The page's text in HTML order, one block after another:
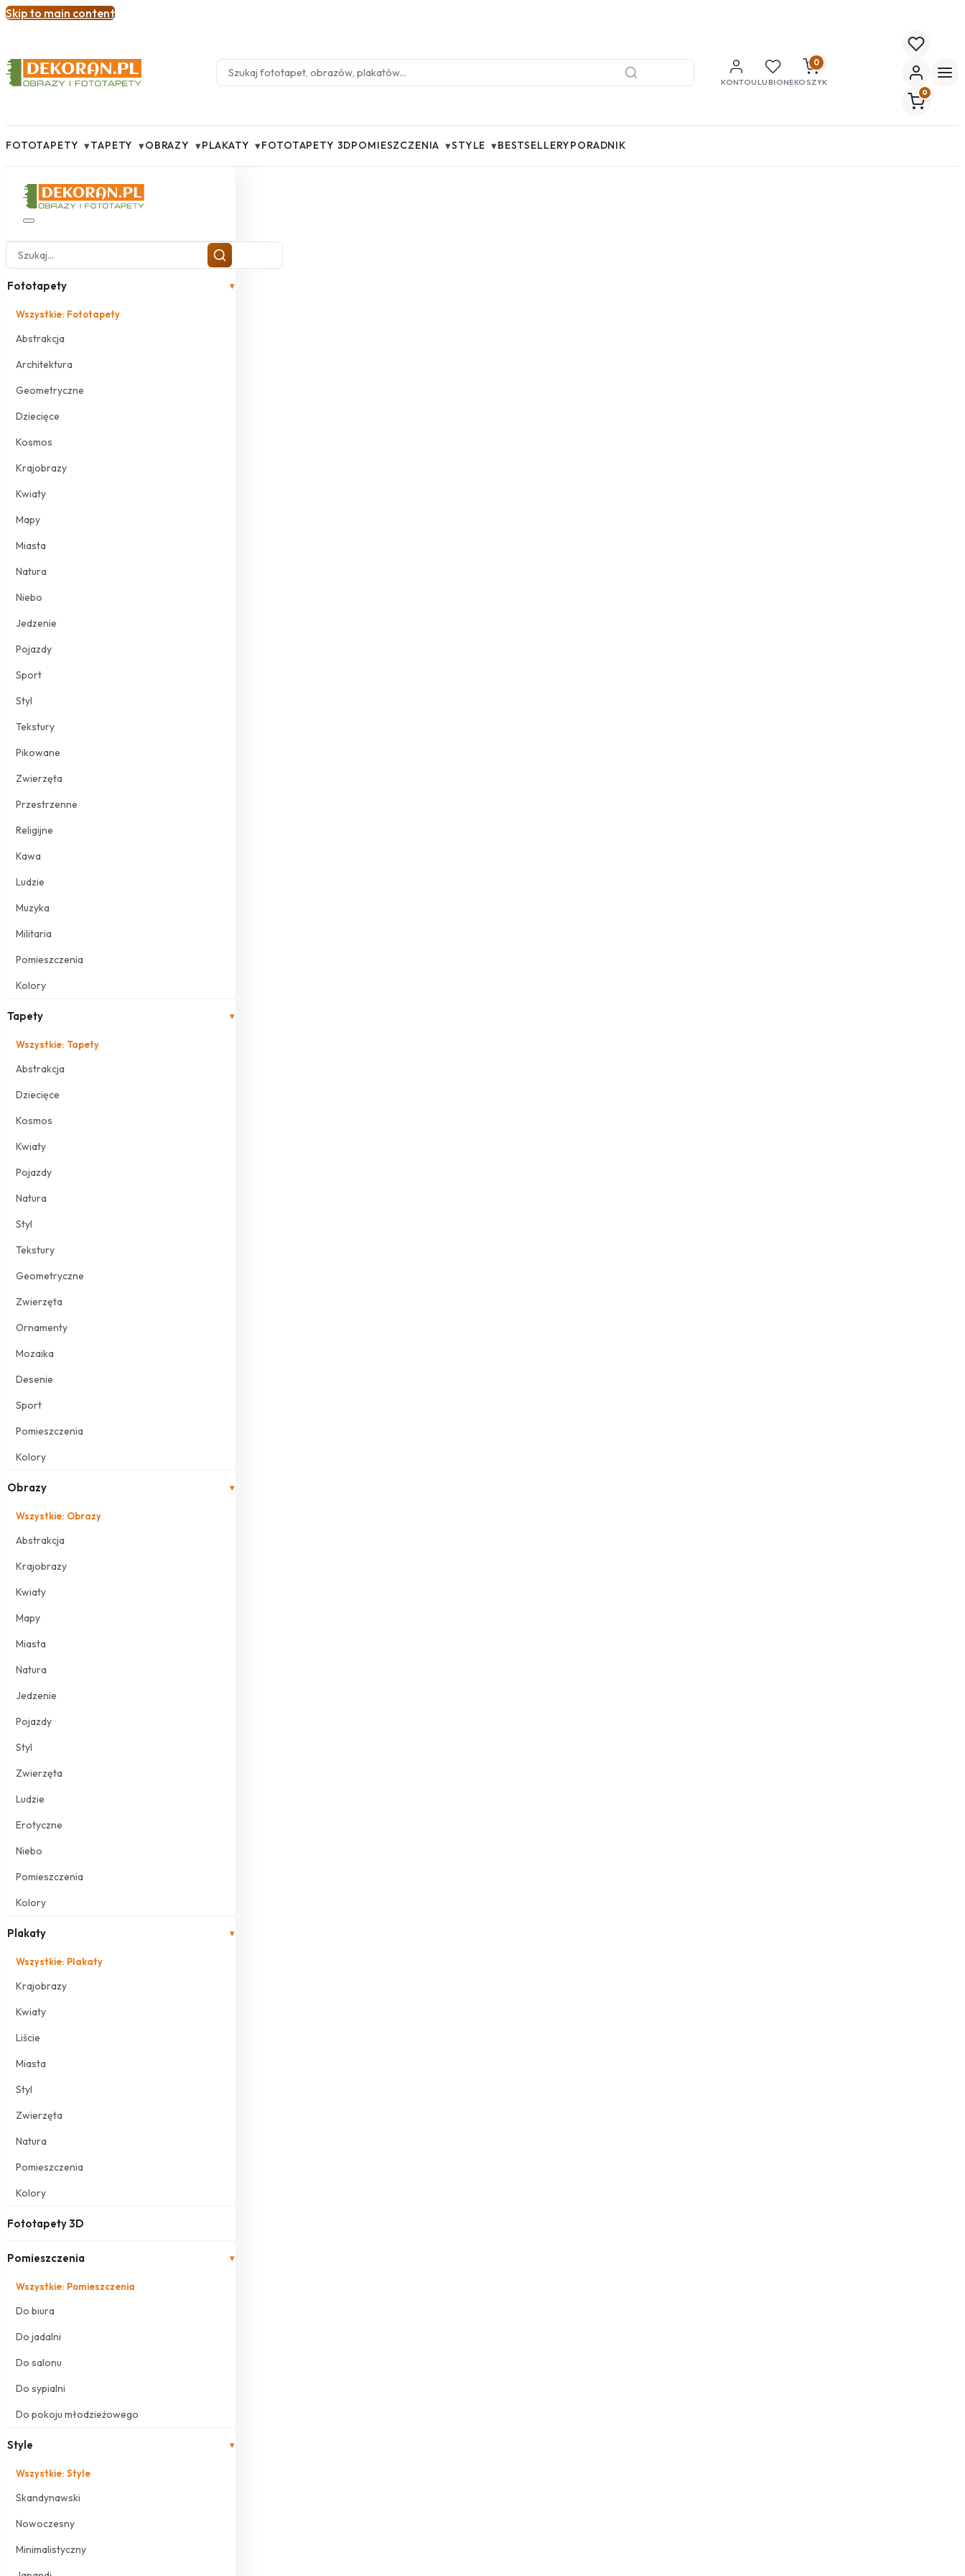
Skip to main content
KONTOULUBIONE
0
KOSZYK
0
FOTOTAPETY ▾TAPETY ▾OBRAZY ▾PLAKATY ▾FOTOTAPETY 3DPOMIESZCZENIA ▾STYLE ▾BESTSELLERYPORADNIK
Fototapety ▾
Wszystkie: Fototapety
Abstrakcja
Architektura
Geometryczne
Dziecięce
Kosmos
Krajobrazy
Kwiaty
Mapy
Miasta
Natura
Niebo
Jedzenie
Pojazdy
Sport
Styl
Tekstury
Pikowane
Zwierzęta
Przestrzenne
Religijne
Kawa
Ludzie
Muzyka
Militaria
Pomieszczenia
Kolory
Tapety ▾
Wszystkie: Tapety
Abstrakcja
Dziecięce
Kosmos
Kwiaty
Pojazdy
Natura
Styl
Tekstury
Geometryczne
Zwierzęta
Ornamenty
Mozaika
Desenie
Sport
Pomieszczenia
Kolory
Obrazy ▾
Wszystkie: Obrazy
Abstrakcja
Krajobrazy
Kwiaty
Mapy
Miasta
Natura
Jedzenie
Pojazdy
Styl
Zwierzęta
Ludzie
Erotyczne
Niebo
Pomieszczenia
Kolory
Plakaty ▾
Wszystkie: Plakaty
Krajobrazy
Kwiaty
Liście
Miasta
Styl
Zwierzęta
Natura
Pomieszczenia
Kolory
Fototapety 3D
Pomieszczenia ▾
Wszystkie: Pomieszczenia
Do biura
Do jadalni
Do salonu
Do sypialni
Do pokoju młodzieżowego
Style ▾
Wszystkie: Style
Skandynawski
Nowoczesny
Minimalistyczny